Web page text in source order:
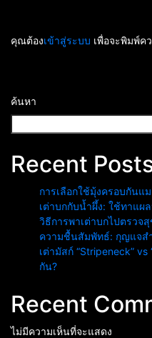
คุณต้องเข้าสู่ระบบ เพื่อจะพิมพ์ค
ค้นหา
Recent
การเลือกใช้มุ้งครอบกันแ
เต่าบกกับน้ำผึ้ง: ใช้ทาแผ
วิธีการพาเต่าบกไปตรวจ
ความชื้นสัมพัทธ์: กุญแจส
เต่ามัสก์ “Stripeneck”
กัน?
Recent
ไม่มีความเห็นที่จะแสดง